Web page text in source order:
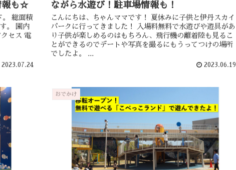
報も☆
。 総面積
。 園内
セス 電
2023.07.24
ながら水遊び！駐車場情報も！
こんにちは、ちゃんママです！ 夏休みに子供と伊丹スカイ
パークに行ってきました！ 入場料無料で水遊びや遊具があ
り子供が楽しめるのはもちろん、飛行機の離着陸も見るこ
とができるのでデートや写真を撮るにもうってつけの場所
でしたよ。 ...
2023.06.19
おでかけ